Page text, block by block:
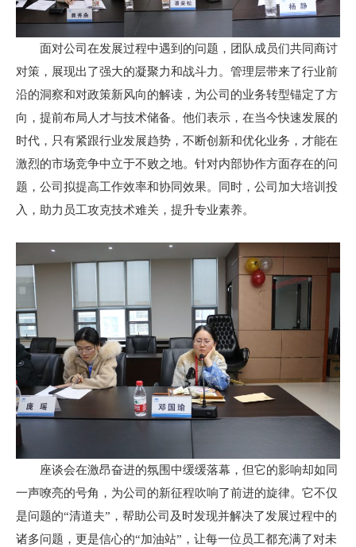
面对公司在发展过程中遇到的问题，团队成员们共同商讨
对策，展现出了强大的凝聚力和战斗力。管理层带来了行业前
沿的洞察和对政策新风向的解读，为公司的业务转型锚定了方
向，提前布局人才与技术储备。他们表示，在当今快速发展的
时代，只有紧跟行业发展趋势，不断创新和优化业务，才能在
激烈的市场竞争中立于不败之地。针对内部协作方面存在的问
题，公司拟提高工作效率和协同效果。同时，公司加大培训投
入，助力员工攻克技术难关，提升专业素养。
座谈会在激昂奋进的氛围中缓缓落幕，但它的影响却如同
一声嘹亮的号角，为公司的新征程吹响了前进的旋律。它不仅
是问题的“清道夫”，帮助公司及时发现并解决了发展过程中的
诸多问题，更是信心的“加油站”，让每一位员工都充满了对未